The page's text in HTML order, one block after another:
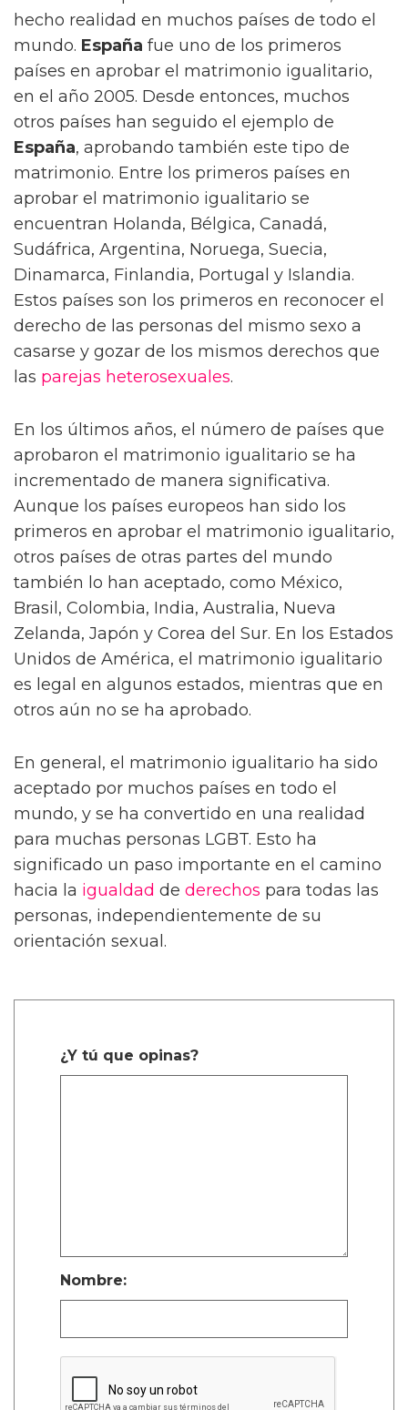
hecho realidad en muchos países de todo el
mundo. España fue uno de los primeros
países en aprobar el matrimonio igualitario,
en el año 2005. Desde entonces, muchos
otros países han seguido el ejemplo de
España, aprobando también este tipo de
matrimonio. Entre los primeros países en
aprobar el matrimonio igualitario se
encuentran Holanda, Bélgica, Canadá,
Sudáfrica, Argentina, Noruega, Suecia,
Dinamarca, Finlandia, Portugal y Islandia.
Estos países son los primeros en reconocer el
derecho de las personas del mismo sexo a
casarse y gozar de los mismos derechos que
las parejas heterosexuales.
En los últimos años, el número de países que
aprobaron el matrimonio igualitario se ha
incrementado de manera significativa.
Aunque los países europeos han sido los
primeros en aprobar el matrimonio igualitario,
otros países de otras partes del mundo
también lo han aceptado, como México,
Brasil, Colombia, India, Australia, Nueva
Zelanda, Japón y Corea del Sur. En los Estados
Unidos de América, el matrimonio igualitario
es legal en algunos estados, mientras que en
otros aún no se ha aprobado.
En general, el matrimonio igualitario ha sido
aceptado por muchos países en todo el
mundo, y se ha convertido en una realidad
para muchas personas LGBT. Esto ha
significado un paso importante en el camino
hacia la igualdad de derechos para todas las
personas, independientemente de su
orientación sexual.
¿Y tú que opinas?
Nombre: